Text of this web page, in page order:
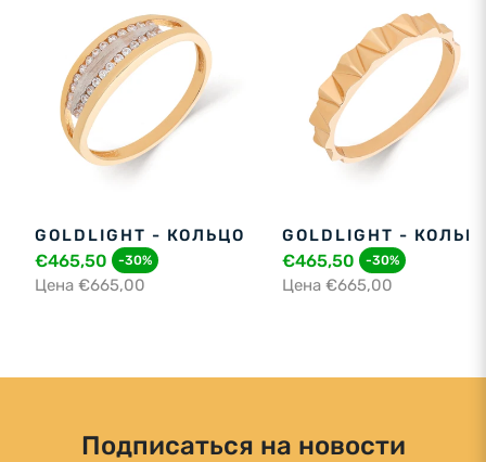
GOLDLIGHT - КОЛЬЦО
€465,50 -30%
Цена €665,00
GOLDLIGHT -
€465,50 -30%
Цена €665,00
Подписаться на новости